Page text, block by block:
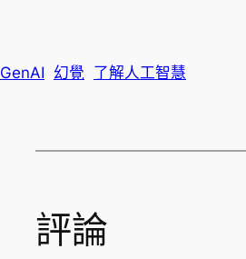
GenAI 幻覺 了解人工智慧
評論